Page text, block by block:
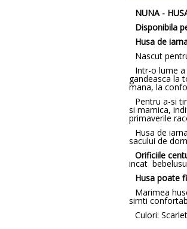
NUNA -
Disponibila
Husa de
Nascut
Intr-o lume a
gandeasca la
mana, la
Pentru a-si
si mamica,
primaverile
Husa de
sacului de
Orificiile
incat
Husa poate
Marimea
simti
Culori: